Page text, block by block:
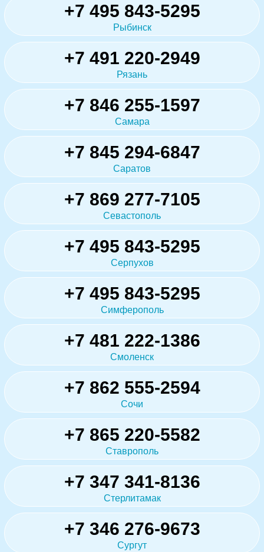
+7 495 843-5295
Рыбинск
+7 491 220-2949
Рязань
+7 846 255-1597
Самара
+7 845 294-6847
Саратов
+7 869 277-7105
Севастополь
+7 495 843-5295
Серпухов
+7 495 843-5295
Симферополь
+7 481 222-1386
Смоленск
+7 862 555-2594
Сочи
+7 865 220-5582
Ставрополь
+7 347 341-8136
Стерлитамак
+7 346 276-9673
Сургут